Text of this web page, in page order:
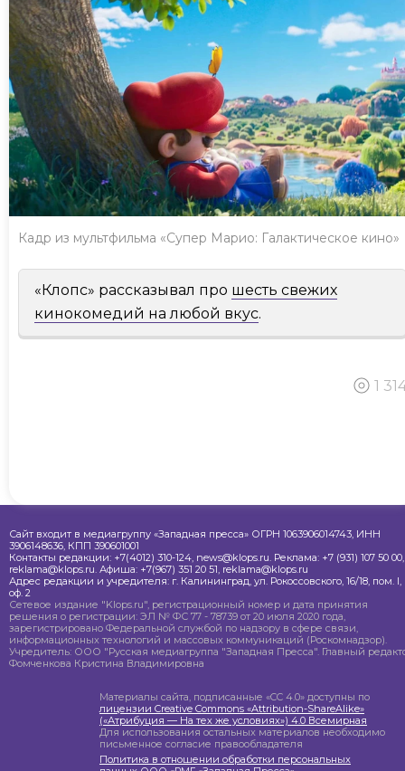
Кадр из мультфильма «Супер Марио: Галактическое кино»
«Клопс» рассказывал про шесть свежих
кинокомедий на любой вкус.
1
Сайт входит в медиагруппу «Западная пресса» ОГРН 1063906014743, ИНН
3906148636, КПП 390601001
Контакты редакции: +7(4012) 310-124, news@klops.ru. Реклама: +7 (931) 107 50 00,
reklama@klops.ru. Афиша: +7(967) 351 20 51, reklama@klops.ru
Адрес редакции и учредителя: г. Калининград, ул. Рокоссовского, 16/18, пом. I,
оф. 2
Сетевое издание "Klops.ru", регистрационный номер и дата принятия
решения о регистрации: ЭЛ № ФС 77 - 78739 от 20 июля 2020 года,
зарегистрировано Федеральной службой по надзору в сфере связи,
информационных технологий и массовых коммуникаций (Роскомнадзор).
Учредитель: ООО "Русская медиагруппа "Западная Пресса". Главный
Фомченкова Кристина Владимировна
Материалы сайта, подписанные «CC 4.0» доступны по
лицензии Creative Commons «Attribution-ShareAlike»
(«Атрибуция — На тех же условиях») 4.0 Всемирная
Для использования остальных материалов необходимо
письменное согласие правообладателя
Политика в отношении обработки персональных